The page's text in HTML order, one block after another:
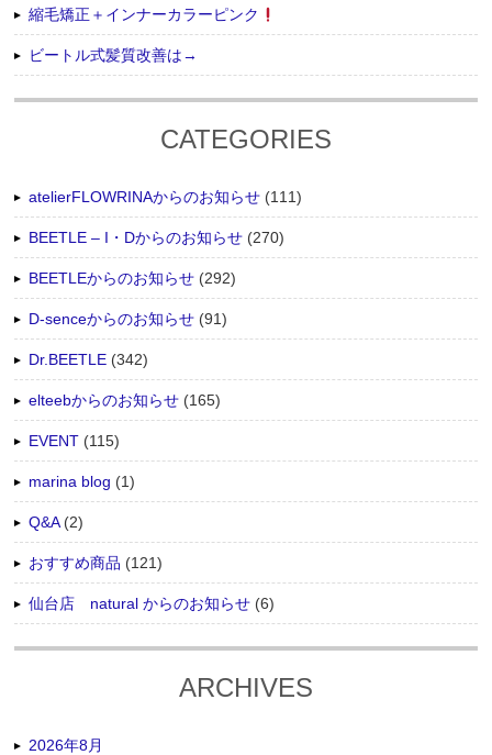
縮毛矯正＋インナーカラーピンク
ビートル式髪質改善は→
CATEGORIES
atelierFLOWRINAからのお知らせ (111)
BEETLE – I・Dからのお知らせ (270)
BEETLEからのお知らせ (292)
D-senceからのお知らせ (91)
Dr.BEETLE (342)
elteebからのお知らせ (165)
EVENT (115)
marina blog (1)
Q&A(2)
おすすめ商品 (121)
仙台店 natural からのお知らせ (6)
ARCHIVES
2026年8月